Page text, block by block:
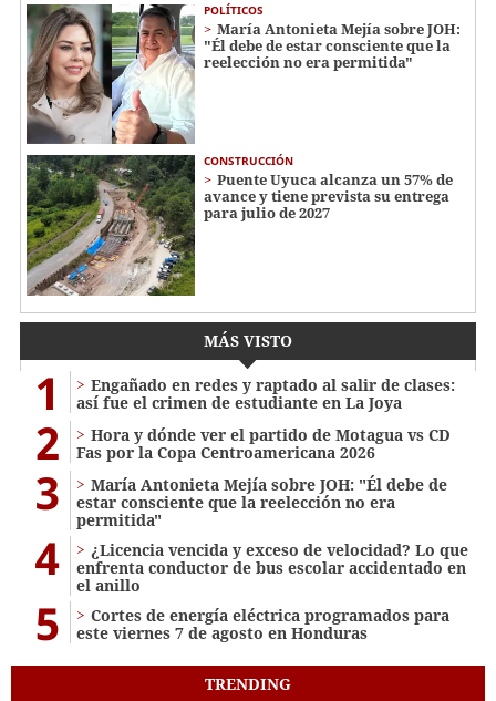
POLÍTICOS
María Antonieta Mejía sobre JOH:
"Él debe de estar consciente que la
reelección no era permitida"
CONSTRUCCIÓN
Puente Uyuca alcanza un 57% de
avance y tiene prevista su entrega
para julio de 2027
MÁS VISTO
1
Engañado en redes y raptado al salir de clases:
así fue el crimen de estudiante en La Joya
2
Hora y dónde ver el partido de Motagua vs CD
Fas por la Copa Centroamericana 2026
3
María Antonieta Mejía sobre JOH: "Él debe de
estar consciente que la reelección no era
permitida"
4
¿Licencia vencida y exceso de velocidad? Lo que
enfrenta conductor de bus escolar accidentado en
el anillo
5
Cortes de energía eléctrica programados para
este viernes 7 de agosto en Honduras
TRENDING